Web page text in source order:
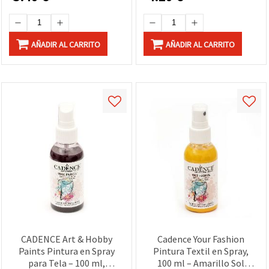
AÑADIR AL CARRITO AÑADIR AL CARRITO
CADENCE Art & Hobby
Paints Pintura en Spray
para Tela – 100 ml,
Cadence Your Fashion
Pintura Textil en Spray,
100 ml – Amarillo Sol